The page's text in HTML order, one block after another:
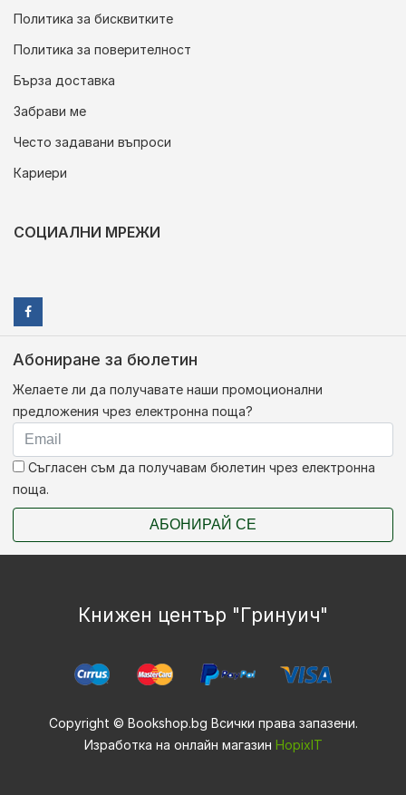
Политика за бисквитките
Политика за поверителност
Бърза доставка
Забрави ме
Често задавани въпроси
Кариери
СОЦИАЛНИ МРЕЖИ
Абониране за бюлетин
Желаете ли да получавате наши промоционални
предложения чрез електронна поща?
Съгласен съм да получавам бюлетин чрез електронна
поща.
АБОНИРАЙ СЕ
Книжен център "Гринуич"
Copyright © Bookshop.bg Всички права запазени.
Изработка на онлайн магазин HopixIT